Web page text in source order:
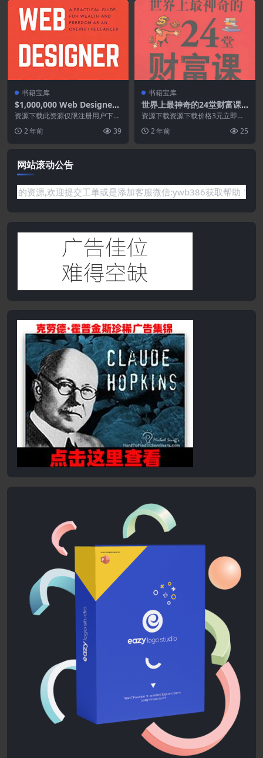
书籍宝库
$1,000,000 Web Designer
Guide A Practical Guide fo
r Wealth and Freedom as
an Online Freelancer-Fox
Web School.epub
资源下载此资源仅限注册用户下
保证所有资源永久更新资...
2 年前 39
书籍宝库
世界上最神奇的24堂财富课-
获得财富的终极秘密.PDF
资源下载资源下载价格3元立即购
2 年前 25
网站滚动公告
有你需要的资源,欢迎提交工单或是添加客服微信:ywb386获取